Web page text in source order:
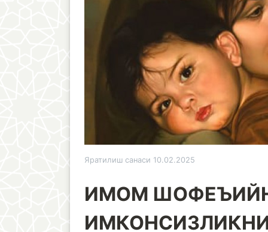
Яратилиш санаси 10.02.2025
ИМОМ